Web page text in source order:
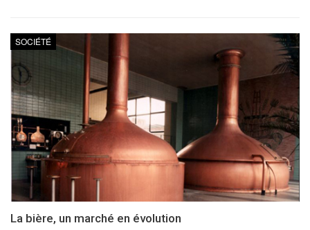
SOCIÉTÉ
La bière, un marché en évolution